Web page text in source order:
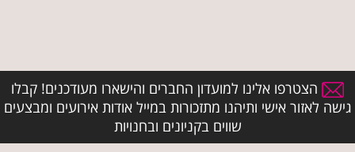
הצטרפו אלינו למועדון החברים והישארו מעודכנים! קבלו
גישה לאזור אישי ותיהנו מתזכורות במייל אודות אירועים ומבצעים
שווים בקניונים ובחנויות